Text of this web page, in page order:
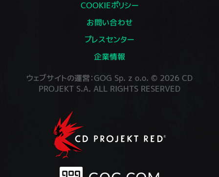
COOKIEポリシー
お問い合わせ
プレスセンター
企業情報
ウェブサイトの運営：GOG Sp. z o.o. © 2026 CD
PROJEKT S.A. ALL RIGHTS RESERVED